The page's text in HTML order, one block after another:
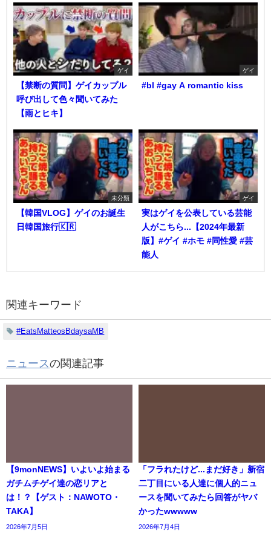
ゲイ
【禁断の質問】ゲイカップル
呼び出して色々聞いてみた
【雨とヒキ】
ゲイ
#bl #gay A romantic kiss
未分類
【韓国VLOG】ゲイのお誕生
日韓国旅行🇰🇷
ゲイ
実はゲイを公表している芸能
人がこちら...【2024年最新
版】#ゲイ #ホモ #同性愛 #芸
能人
関連キーワード
#EatsMatteosBdaysaMB
ニュースの関連記事
【9monNEWS】いよいよ始まる
ガチムチゲイ達の恋リアと
は！？【ゲスト：NAWOTO・
TAKA】
2026年7月5日
「フラれたけど...まだ好き」新宿
二丁目にいる人達に個人的ニュ
ースを聞いてみたら回答がヤバ
かったwwwww
2026年7月4日